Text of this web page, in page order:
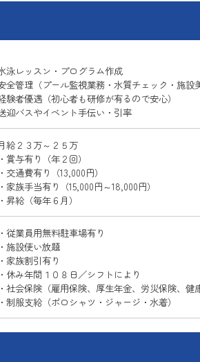
泳レッスン・プログラム作成
全管理（プール監視業務・水質チェック・施設
験者優遇（初心者も研修が有るので安心）
迎バスやイベント手伝い・引率
給２３万～２５万
・賞与有り（年２回）
・交通費有り（13,000円）
・家族手当有り（15,000円～18,000円）
・昇給（毎年６月）
・従業員用無料駐車場有り
・施設使い放題
・家族割引有り
・休み年間１０８日／シフトにより
・社会保険（雇用保険、厚生年金、労災保険、健
・制服支給（ポロシャツ・ジャージ・水着）